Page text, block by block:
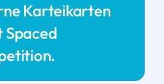
Karteikarten
Spaced